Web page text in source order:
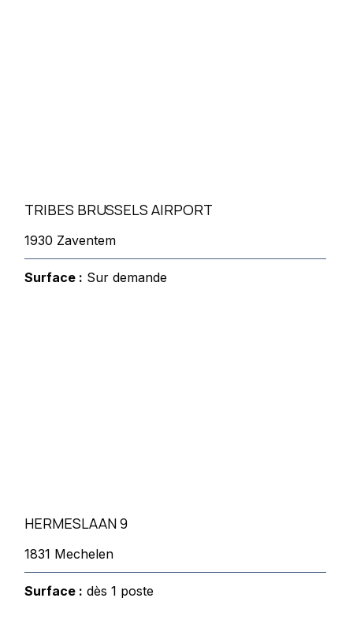
TRIBES BRUSSELS AIRPORT
1930 Zaventem
Surface : Sur demande
HERMESLAAN 9
1831 Mechelen
Surface : dès 1 poste